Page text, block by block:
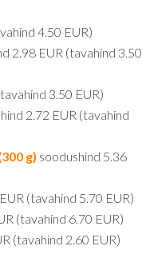
4.50 EUR)
2.98 EUR (tavahind 3.50
3.50 EUR)
2.72 EUR (tavahind
g) soodushind 5.36
(tavahind 5.70 EUR)
(tavahind 6.70 EUR)
(tavahind 2.60 EUR)